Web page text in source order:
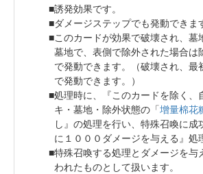
誘発効果です。
ダメージステップでも発動できま
このカードが効果で破壊され、墓
墓地で、表側で除外された場合は
で発動できます。（破壊され、最
で発動できます。）
処理時に、『このカードを除く、
キ・墓地・除外状態の「增量棉花
し』の処理を行い、特殊召喚に
に１０００ダメージを与える』処
特殊召喚する処理とダメージを与
われたものとして扱います。